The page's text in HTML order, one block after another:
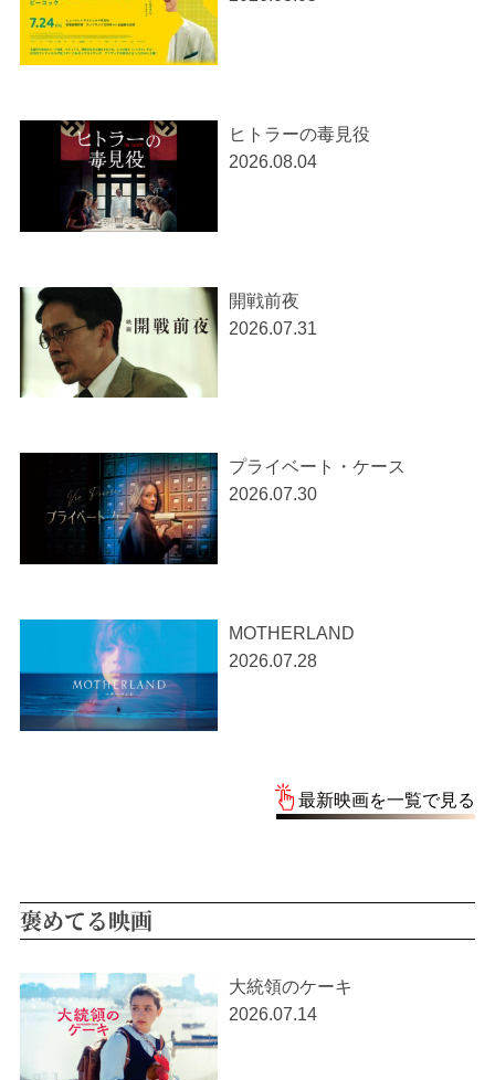
ヒトラーの毒見役
2026.08.04
開戦前夜
2026.07.31
プライベート・ケース
2026.07.30
MOTHERLAND
2026.07.28
最新映画を一覧で見る
褒めてる映画
大統領のケーキ
2026.07.14